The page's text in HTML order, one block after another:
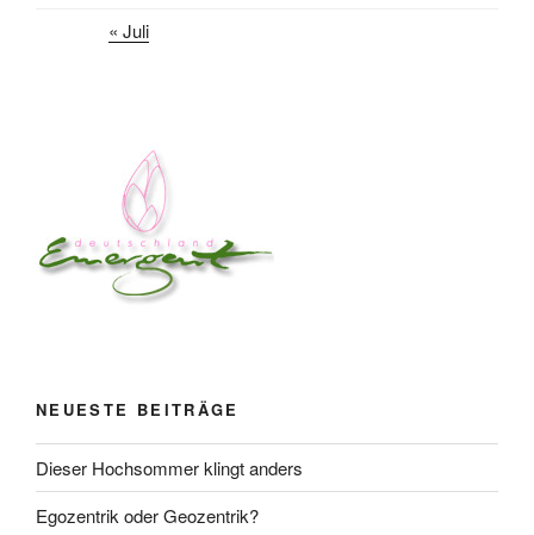
« Juli
NEUESTE BEITRÄGE
Dieser Hochsommer klingt anders
Egozentrik oder Geozentrik?